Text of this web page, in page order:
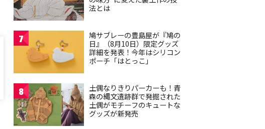
法とは
7
鳩サブレーの豊島屋が『鳩の
日』（8月10日）限定グッズ
詳細を発表！今年はシリコン
ポーチ「はとっこ」
8
土偶なりきりパーカーも！青
森の縄文遺跡群で発掘された
土偶がモチーフのキュートな
グッズが新発売